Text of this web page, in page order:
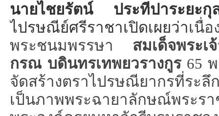
นายไชยรัตน์ ประทีปาระยะกุ
ไปรษณีย์ศรีราชาเปิดเผยว่าเนื่
พระชนมพรรษา สมเด็จพระเ
กรณ บดินทรเทพยวรางกูร 65
จัดสร้างตราไปรษณียากรที่ระลึ
เป็นภาพพระฉายาลักษณ์พระร